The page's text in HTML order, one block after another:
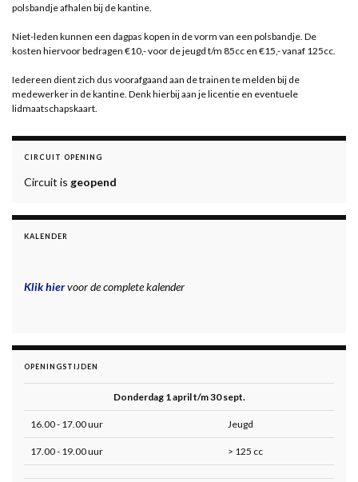
polsbandje afhalen bij de kantine.
Niet-leden kunnen een dagpas kopen in de vorm van een polsbandje. De
kosten hiervoor bedragen €10,- voor de jeugd t/m 85cc en €15,- vanaf 125cc.
Iedereen dient zich dus voorafgaand aan de trainen te melden bij de
medewerker in de kantine. Denk hierbij aan je licentie en eventuele
lidmaatschapskaart.
CIRCUIT OPENING
Circuit is geopend
KALENDER
Klik hiervoor de complete kalender
OPENINGSTIJDEN
Donderdag 1 april t/m 30 sept.
16.00 - 17.00 uur Jeugd
17.00 - 19.00 uur > 125 cc